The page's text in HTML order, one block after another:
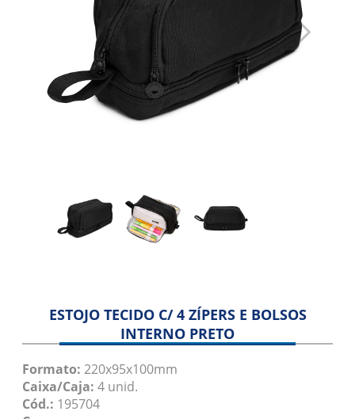
Armazenagem
Chapas PP Corrugado
Folha Separadora
Manga Pallet
ESTOJO TECIDO C/ 4 ZÍPERS E BOLSOS
INTERNO PRETO
Formato: 220x95x100mm
Caixa/Caja: 4 unid.
Cód.: 195704